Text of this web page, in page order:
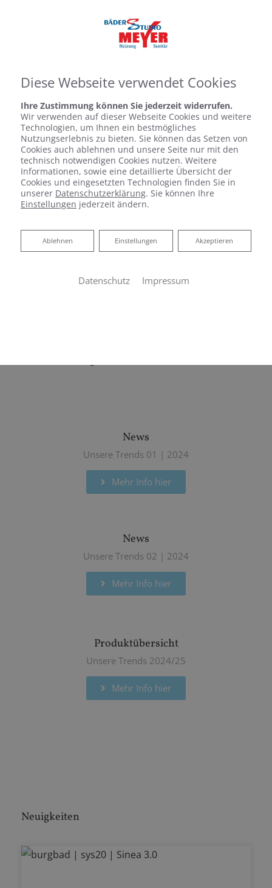
News
Unsere Trends 01 | 2024
Mehr Info hier
News
Unsere Trends 02 | 2024
Mehr Info hier
Produktübersicht
Unsere Trends 2024/25
Mehr Info hier
Neuigkeiten
Diese Webseite verwendet Cookies
Ihre Zustimmung können Sie jederzeit widerrufen.
Wir verwenden auf dieser Webseite Cookies und weitere
Technologien, um Ihnen ein bestmögliches
Nutzungserlebnis zu bieten. Sie können das Setzen von
Cookies auch ablehnen und unsere Seite nur mit den
technisch notwendigen Cookies nutzen. Weitere
Informationen, sowie eine detaillierte Übersicht der
Cookies und eingesetzten Technologien finden Sie in
unserer Datenschutzerklärung. Sie können Ihre
Einstellungen jederzeit ändern.
Akzeptieren
Einstellungen
Ablehnen
Ablehnen
Datenschutz Impressum